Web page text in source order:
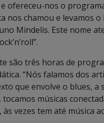
ofereceu-nos o
nos chamou e levamos o
Mindelis. Este nome
são três horas de
“Nós falamos dos
que envolve o blues, a
músicas
vezes tem até música